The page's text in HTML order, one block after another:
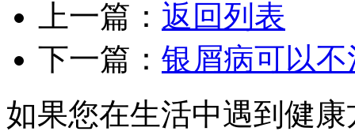
上一篇： 返回列表
下一篇： 银屑病可以
如果您在生活中遇到健